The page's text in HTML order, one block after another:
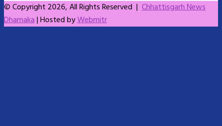
© Copyright 2026, All Rights Reserved | Chhattisgarh News
Dhamaka| Hosted byWebmitr